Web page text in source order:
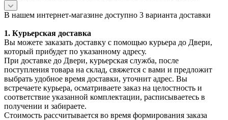
В нашем интернет-магазине доступно 3 варианта доставки
1. Курьерская доставка
Вы можете заказать доставку с помощью курьера до Двери,
который прибудет по указанному адресу.
При доставке до Двери, курьерская служба, после
поступления товара на склад, свяжется с вами и предложит
выбрать удобное время доставки, уточнит адрес. Вы
встречаете курьера, осматриваете заказ на целостность и
соответствие указанной комплектации, расписываетесь в
получении и забираете.
Стоимость рассчитывается во время формирования заказа